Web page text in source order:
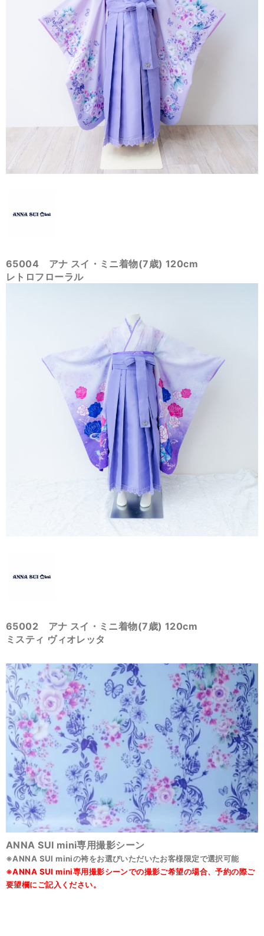
65004 アナ スイ・ミニ着物(7歳) 120cm
レトロフローラル
65002 アナ スイ・ミニ着物(7歳) 120cm
ミスティ ヴィオレッタ
ANNA SUI mini専用撮影シーン
※ANNA SUI miniの袴をお選びいただいたお客様限定で選択可能
※ANNA SUI mini専用撮影シーンでの撮影ご希望の場合、予約の際ご
要望欄にご記入ください。